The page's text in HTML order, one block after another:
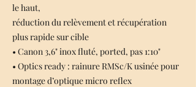
le haut,
réduction du relèvement et récupération
plus rapide sur cible
• Canon 3,6" inox fluté, ported, pas 1:10"
• Optics ready : rainure RMSc/K usinée pour
montage d’optique micro reflex